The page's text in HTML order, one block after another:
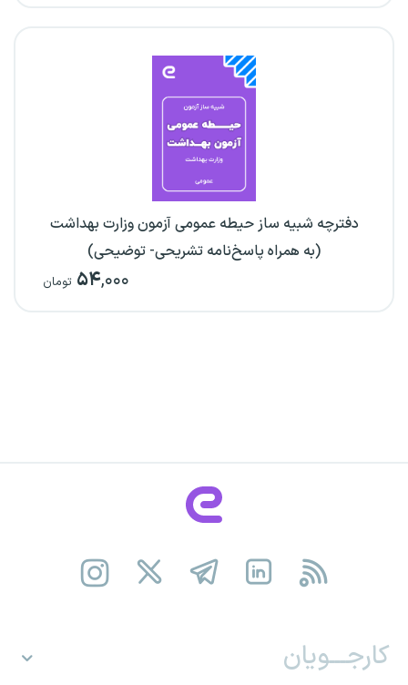
دفترچه شبیه ساز حیطه عمومی آزمون وزارت بهداشت
(به همراه پاسخ‌نامه تشریحی- توضیحی)
۵۴,۰۰۰ تومان
کارجـــویان